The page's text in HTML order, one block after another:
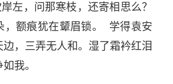
左，问那寒枝，还寄相思么？
，额痕犹在颦眉锁。 学得袁安
，三弄无人和。湿了霜衿红泪
我。